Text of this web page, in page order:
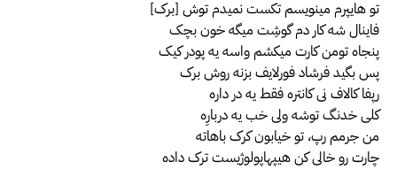
تو هایپرم مینویسم تکست نمیدم توش [برک]
فاینال شه کار دم گوشِت میگه خون بچک
پنجاه تومن کارت میکشم واسه یه پودر کیک
پس بگید فرشاد فورلایف بزنه روش برک
رپفا کالاف نی کانتره فقط یه در داره
کلی خدنگ توشه ولی خب یه دربارِه
من جرمم رپ، تو خیابون کرک باهاته
چارت رو خالی کن هیپهاپولوژیست ترک داده